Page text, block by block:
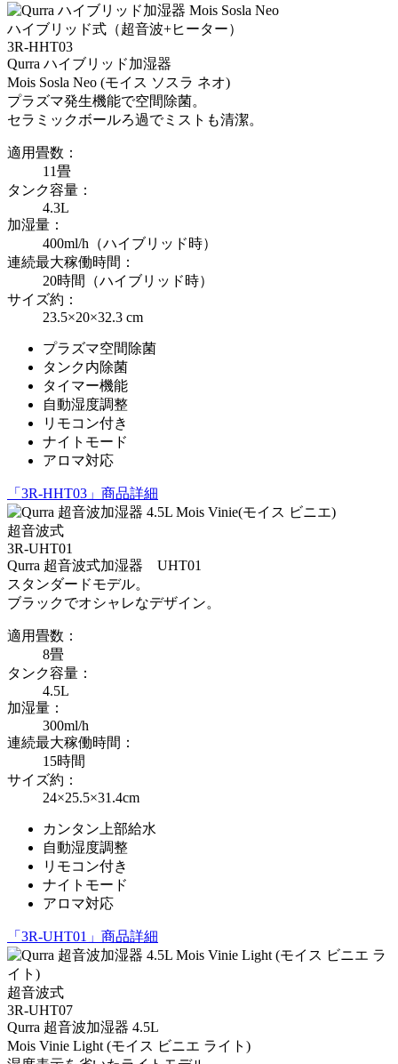
ハイブリッド式（超音波+ヒーター）
3R-HHT03
Qurra ハイブリッド加湿器
Mois Sosla Neo (モイス ソスラ ネオ)
プラズマ発生機能で空間除菌。
セラミックボールろ過でミストも清潔。
適用畳数：
11畳
タンク容量：
4.3L
加湿量：
400ml/h（ハイブリッド時）
連続最大稼働時間：
20時間（ハイブリッド時）
サイズ約：
23.5×20×32.3 cm
プラズマ空間除菌
タンク内除菌
タイマー機能
自動湿度調整
リモコン付き
ナイトモード
アロマ対応
「3R-HHT03」商品詳細
超音波式
3R-UHT01
Qurra 超音波式加湿器 UHT01
スタンダードモデル。
ブラックでオシャレなデザイン。
適用畳数：
8畳
タンク容量：
4.5L
加湿量：
300ml/h
連続最大稼働時間：
15時間
サイズ約：
24×25.5×31.4cm
カンタン上部給水
自動湿度調整
リモコン付き
ナイトモード
アロマ対応
「3R-UHT01」商品詳細
超音波式
3R-UHT07
Qurra 超音波加湿器 4.5L
Mois Vinie Light (モイス ビニエ ライト)